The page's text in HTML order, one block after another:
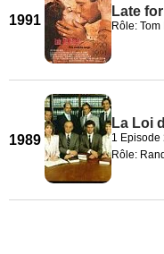
1991
Late
Rôle: Tom
1989
La Loi
1 Episode
Rôle: